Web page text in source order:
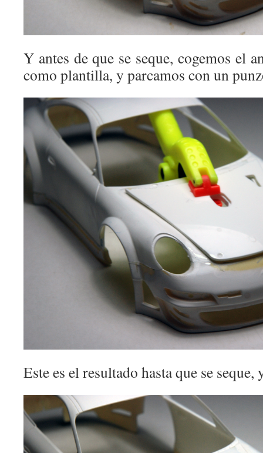
Y antes de que se seque, cogemos el
como plantilla, y parcamos con un
Este es el resultado hasta que se seque,